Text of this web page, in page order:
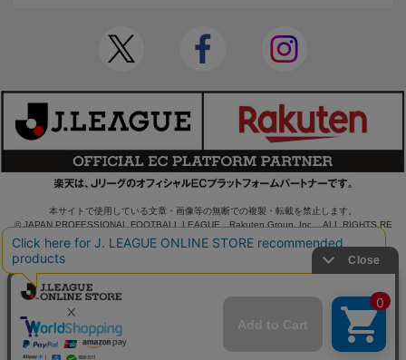
本サイトで使用している文章・画像等の無断での複製・転載を禁止します。
© JAPAN PROFESSIONAL FOOTBALL LEAGUE Rakuten Group, Inc. ALL RIGHTS RE
SERVED.